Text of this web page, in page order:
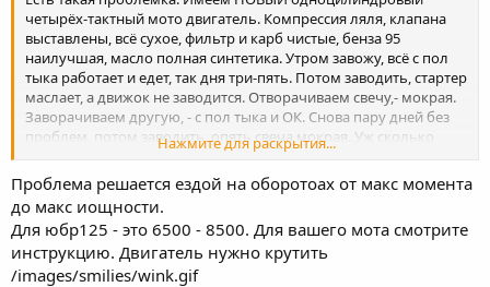
четырёх-тактный мото двигатель. Компрессия ляля, клапана
выставлены, всё сухое, фильтр и карб чистые, бенза 95
наилучшая, масло полная синтетика. Утром завожу, всё с пол
тыка работает и едет, так дня три-пять. Потом заводить, стартер
маслает, а движок не заводится. Отворачиваем свечу,- мокрая.
Заворачиваем другую, - с пол тыка и ОК. Снова пару дней без
проблем, потом заводить, опять свеча мокрая. Уж сколько
свечей менял(10), результат тот же. Думал карб богатит, свеча
светло коричневая. Уж менял коммутатор, провод катушку,
колпак(трубку), свечи, всё без толку на 3-4 дня. Что посоветуете
?
Нажмите для раскрытия...
Проблема решается ездой на оборотоах от макс момента
до макс иощности.
Для юбр125 - это 6500 - 8500. Для вашего мота смотрите
инструкцию. Двигатель нужно крутить
/images/smilies/wink.gif